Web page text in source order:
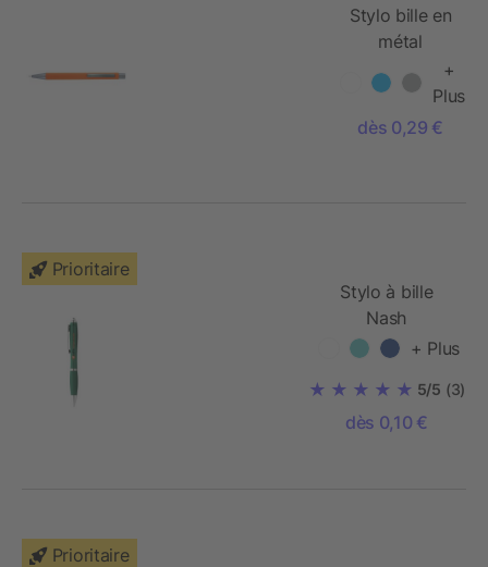
Stylo bille en
métal
+
Plus
dès 0,29 €
Prioritaire
Stylo à bille
Nash
+ Plus
5/5 (3)
dès 0,10 €
Prioritaire